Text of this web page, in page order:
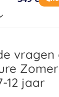
Map
vragen
12 jaar